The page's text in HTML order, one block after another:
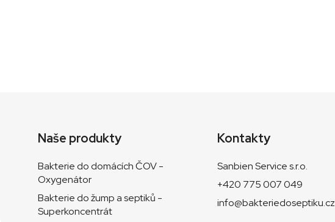
Naše produkty
Bakterie do domácích ČOV -
Oxygenátor
Bakterie do žump a septiků -
Superkoncentrát
Kontakty
Sanbien Service s.r.o.
+420 775 007 049
info@bakteriedoseptiku.cz